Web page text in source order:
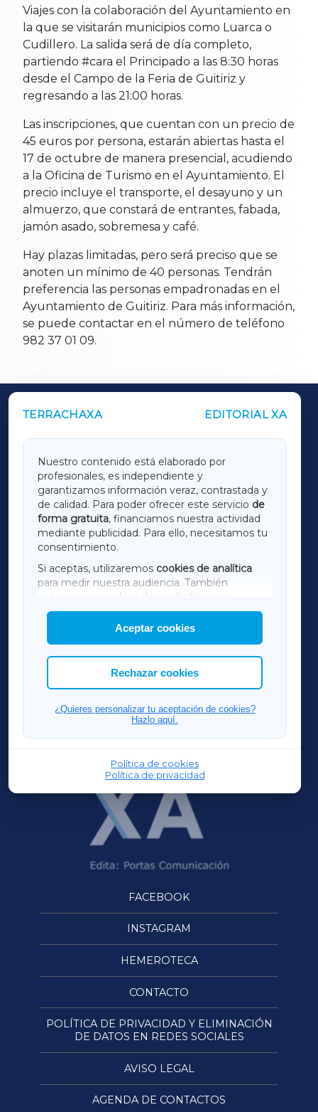
Viajes con la colaboración del Ayuntamiento en
la que se visitarán municipios como Luarca o
Cudillero. La salida será de día completo,
partiendo #cara el Principado a las 8:30 horas
desde el Campo de la Feria de Guitiriz y
regresando a las 21:00 horas.
Las inscripciones, que cuentan con un precio de
45 euros por persona, estarán abiertas hasta el
17 de octubre de manera presencial, acudiendo
a la Oficina de Turismo en el Ayuntamiento. El
precio incluye el transporte, el desayuno y un
almuerzo, que constará de entrantes, fabada,
jamón asado, sobremesa y café.
Hay plazas limitadas, pero será preciso que se
anoten un mínimo de 40 personas. Tendrán
preferencia las personas empadronadas en el
Ayuntamiento de Guitiriz. Para más información,
se puede contactar en el número de teléfono
982 37 01 09.
TERRACHAXA EDITORIAL XA
Nuestro contenido está elaborado por
profesionales, es independiente y
garantizamos información veraz, contrastada y
de calidad. Para poder ofrecer este servicio de
forma gratuita, financiamos nuestra actividad
mediante publicidad. Para ello, necesitamos tu
consentimiento.
Si aceptas, utilizaremos cookies de analítica
para medir nuestra audiencia. También
utilizaremos
cookies de marketing
mostrar publicidad de terceros.
Asimismo, puedes personalizar la elección de
las cookies que deseas permitir.
Aceptar cookies
Rechazar cookies
¿Quieres personalizar tu aceptación de cookies?
Hazlo aquí.
Política de cookies
Política de privacidad
OUTROS PERIÓDICOS
LUGOXA
TERRACHAXA
AMARIÑAXA
RIBEIRASACRAXA
ACORUÑAXA
FERROLXA
OURENSEXA
FACEBOOK
INSTAGRAM
HEMEROTECA
CONTACTO
POLÍTICA DE PRIVACIDAD Y ELIMINACIÓN
DE DATOS EN REDES SOCIALES
AVISO LEGAL
AGENDA DE CONTACTOS